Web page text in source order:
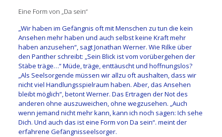
Eine Form von „Da sein“
„Wir haben im Gefängnis oft mit Menschen zu tun die kein
Ansehen mehr haben und auch selbst keine Kraft mehr
haben anzusehen“, sagt Jonathan Werner. Wie Rilke über
den Panther schreibt: „Sein Blick ist vom vorübergehen der
Stäbe träge…“ Müde, träge, enttäuscht und hoffnungslos?
„Als Seelsorgende müssen wir allzu oft aushalten, dass wir
nicht viel Handlungsspielraum haben. Aber, das Ansehen
bleibt möglich“, betont Werner. Das Ertragen der Not des
anderen ohne auszuweichen, ohne wegzusehen. „Auch
wenn jemand nicht mehr kann, kann ich noch sagen: Ich sehe
Dich. Und auch das ist eine Form von Da sein“. meint der
erfahrene Gefängnisseelsorger.